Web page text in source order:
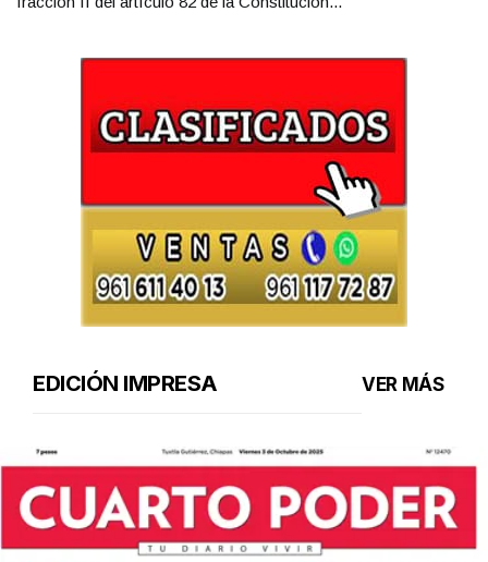
EDICIÓN IMPRESA VER MÁS